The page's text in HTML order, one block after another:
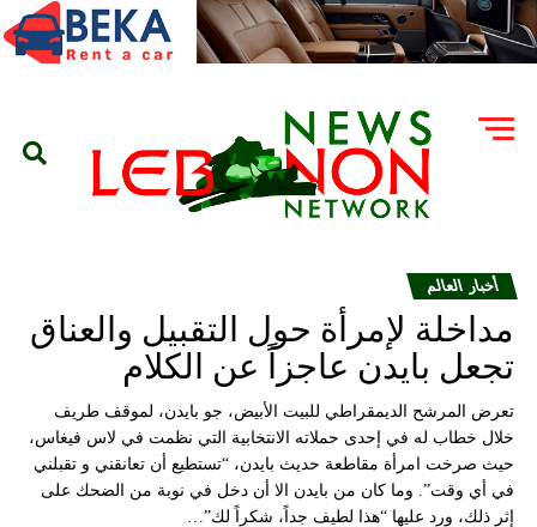
أخبار العالم
مداخلة لإمرأة حول التقبيل والعناق
تجعل بايدن عاجزاً عن الكلام
تعرض المرشح الديمقراطي للبيت الأبيض، جو بايدن، لموقف طريف
خلال خطاب له في إحدى حملاته الانتخابية التي نظمت في لاس فيغاس،
حيث صرخت امرأة مقاطعة حديث بايدن، “تستطيع أن تعانقني و تقبلني
في أي وقت”. وما كان من بايدن الا أن دخل في نوبة من الضحك على
إثر ذلك، ورد عليها “هذا لطيف جداً، شكراً لك”…